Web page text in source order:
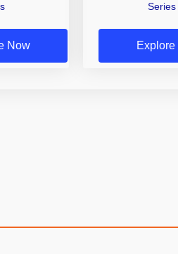
Now
Series
Explore